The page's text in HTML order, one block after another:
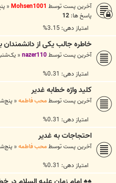
آخرین پست توسطMohsen1001
«
پاسخ ها: 12
امتیاز دهی: 3.15%
خاطره جالب یکی از
آخرین پست توسطnazer110
« یک‌شنبه ۲۵ بهمن ۱۳۸۸,
امتیاز دهی: 0.31%
كليد واژه خطابه غدير
آخرین پست توسطمحب فاطمه« پنج‌شنبه ۱۹ آذر
امتیاز دهی: 0.31%
احتجاجات به غدير
آخرین پست توسطمحب فاطمه« پنج‌شنبه ۱۹ آذر
امتیاز دهی: 0.31%